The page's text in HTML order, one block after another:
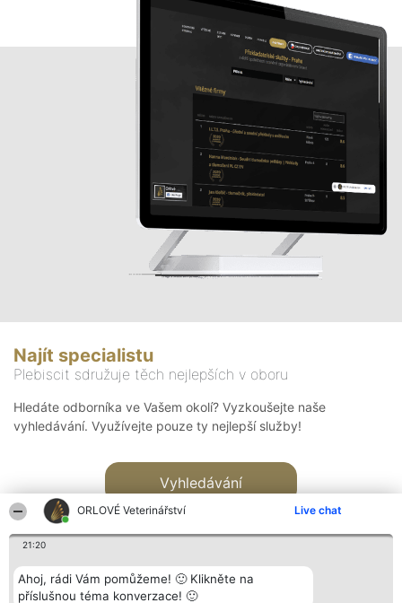
ORLOVÉ Veterinářství Live chat
21:20
Ahoj, rádi Vám pomůžeme! 🙂 Klikněte na
příslušnou téma konverzace! 🙂
Najít specialistu
Plebiscit sdružuje těch nejlepších v oboru
Hledáte odborníka ve Vašem okolí? Vyzkoušejte naše
vyhledávání. Využívejte pouze ty nejlepší služby!
Vyhledávání